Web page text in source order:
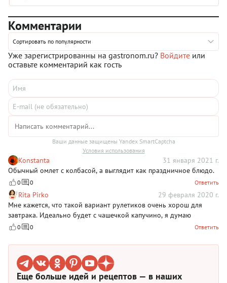
Комментарии
Сортировать по популярности
Уже зарегистрированны на gastronom.ru? Войдите или
оставьте комментарий как гость
Ваши данные защищены Yandex SmartCaptcha
Условия использования
Konstanta
31 января 2021 г.
Обычный омлет с колбасой, а выглядит как праздничное блюдо.
0 0 Ответить
Rita Pirko
29 февраля 2020 г.
Мне кажется, что такой вариант рулетиков очень хорош для
завтрака. Идеально будет с чашечкой капучино, я думаю
0 0 Ответить
Еще больше идей и рецептов — в наших